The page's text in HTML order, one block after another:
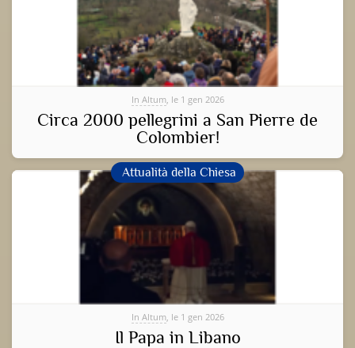
In Altum, le 1 gen 2026
Circa 2000 pellegrini a San Pierre de
Colombier!
Attualità della Chiesa
In Altum, le 1 gen 2026
Il Papa in Libano